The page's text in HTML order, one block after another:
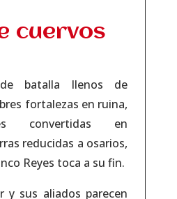
cuervos
batalla llenos de
fortalezas en ruina,
convertidas en
reducidas a osarios,
Reyes toca a su fin.
y sus aliados parecen